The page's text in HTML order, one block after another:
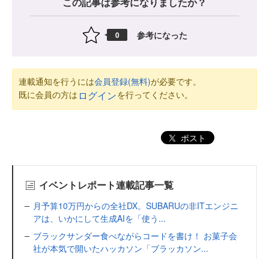
0 参考になった
連載通知を行うには会員登録(無料)が必要です。
既に会員の方は ログインを行ってください。
ポスト
イベントレポート連載記事一覧
月予算10万円からの全社DX。SUBARUの非ITエンジニ
アは、いかにして生成AIを「使う...
ブラックサンダー食べながらコードを書け！ お菓子会
社が本気で開いたハッカソン「ブラッカソン...